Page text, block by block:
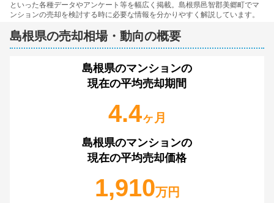
不動産会社を探す
物件の価格を知る
お家の売却を学ぶ
といった各種データやアンケート等を幅広く掲載。 島根県邑智郡美郷町でマ
ンションの売却を検討する時に必要な情報を分かりやすく解説しています。
島根県の売却相場・動向の概要
島根県のマンションの
現在の平均売却期間
4.4ヶ月
島根県のマンションの
現在の平均売却価格
1,910万円